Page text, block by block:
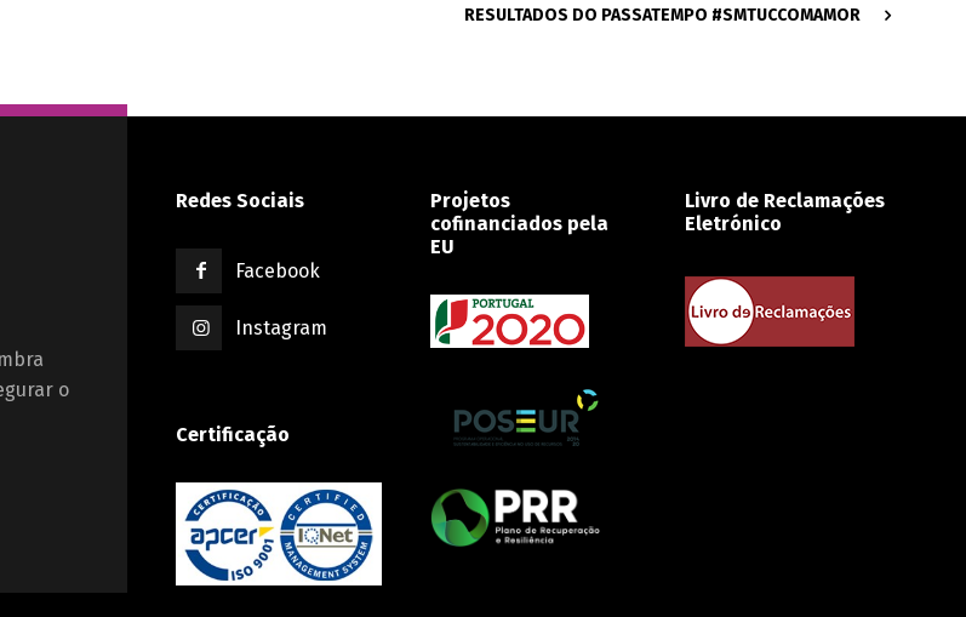
RESULTADOS DO PASSATEMPO #SMTUCCOMAMOR
o
Redes Sociais
Facebook
Instagram
Certificação
Projetos
cofinanciados pela
EU
Livro de Reclamações
Eletrónico